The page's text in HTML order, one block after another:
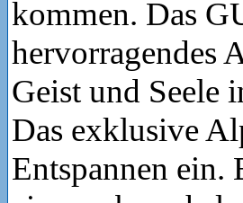
kommen. Das
hervorragendes
Geist und Seele
Das exklusive
Entspannen ein.